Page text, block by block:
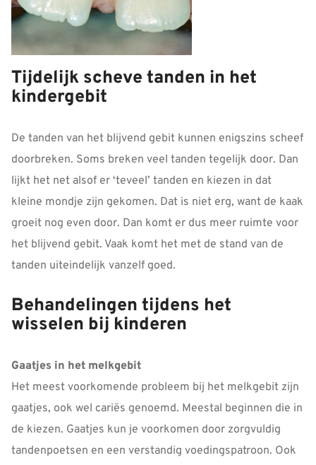
Tijdelijk scheve tanden in het
kindergebit
De tanden van het blijvend gebit kunnen enigszins scheef
doorbreken. Soms breken veel tanden tegelijk door. Dan
lijkt het net alsof er ‘teveel’ tanden en kiezen in dat
kleine mondje zijn gekomen. Dat is niet erg, want de kaak
groeit nog even door. Dan komt er dus meer ruimte voor
het blijvend gebit. Vaak komt het met de stand van de
tanden uiteindelijk vanzelf goed.
Behandelingen tijdens het
wisselen bij kinderen
Gaatjes in het melkgebit
Het meest voorkomende probleem bij het melkgebit zijn
gaatjes, ook wel cariës genoemd. Meestal beginnen die in
de kiezen. Gaatjes kun je voorkomen door zorgvuldig
tandenpoetsen en een verstandig voedingspatroon. Ook